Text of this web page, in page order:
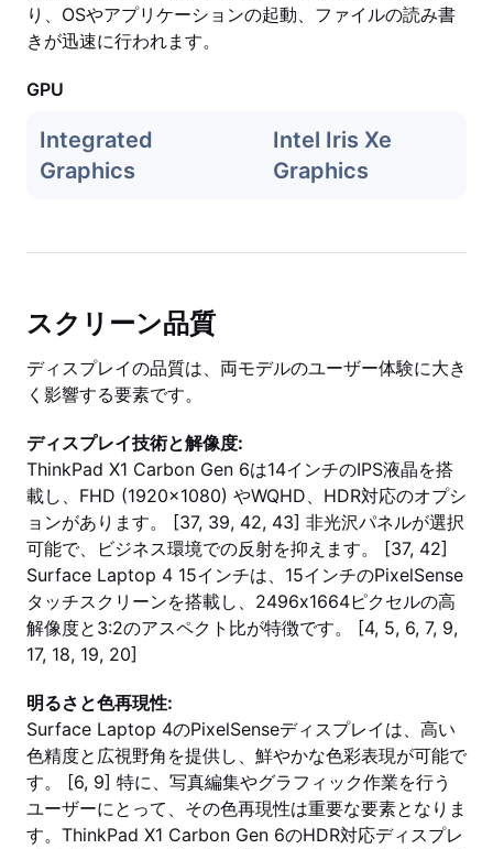
り、OSやアプリケーションの起動、ファイルの読み書
きが迅速に行われます。
GPU
Integrated
Graphics
Intel Iris Xe
Graphics
スクリーン品質
ディスプレイの品質は、両モデルのユーザー体験に大き
く影響する要素です。
ディスプレイ技術と解像度:
ThinkPad X1 Carbon Gen 6は14インチのIPS液晶を搭
載し、FHD (1920x1080) やWQHD、HDR対応のオプシ
ョンがあります。 [37, 39, 42, 43] 非光沢パネルが選択
可能で、ビジネス環境での反射を抑えます。 [37, 42]
Surface Laptop 4 15インチは、15インチのPixelSense
タッチスクリーンを搭載し、2496x1664ピクセルの高
解像度と3:2のアスペクト比が特徴です。 [4, 5, 6, 7, 9,
17, 18, 19, 20]
明るさと色再現性:
Surface Laptop 4のPixelSenseディスプレイは、高い
色精度と広視野角を提供し、鮮やかな色彩表現が可能で
す。 [6, 9] 特に、写真編集やグラフィック作業を行う
ユーザーにとって、その色再現性は重要な要素となりま
す。ThinkPad X1 Carbon Gen 6のHDR対応ディスプレ